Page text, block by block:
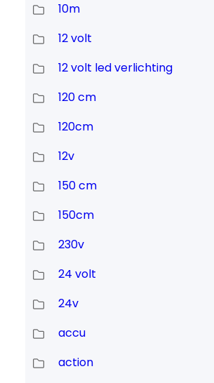
10m
12 volt
12 volt led verlichting
120 cm
120cm
12v
150 cm
150cm
230v
24 volt
24v
accu
action